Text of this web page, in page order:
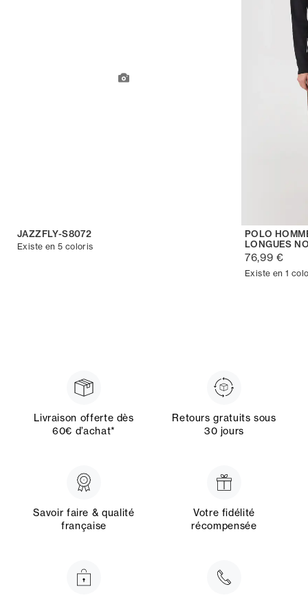
JAZZFLY-S8072
Existe en 5 coloris
POLO
LONGUES
76,99 €
Existe en 1
Livraison offerte dès
60€ d’achat*
Retours gratuits sous
30 jours
Savoir faire & qualité
française
Votre fidélité
récompensée